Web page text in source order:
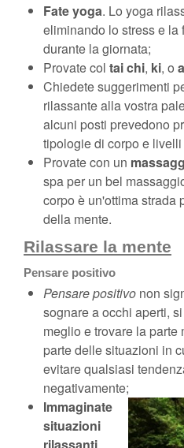
Fate yoga. Lo yoga
eliminando lo stress e la
durante la giornata;
Provate col tai chi, ki, o
Chiedete suggerimenti
rilassante alla vostra
alcuni posti prevedono
tipologie di corpo e
Provate con un
spa per un bel
corpo è un'ottima strada
della mente.
Rilassare la mente
Pensare positivo
Pensare positivo non
sognare a occhi aperti,
meglio e trovare la
parte delle situazioni in
evitare qualsiasi
negativamente;
Immaginate
situazioni
rilassanti.